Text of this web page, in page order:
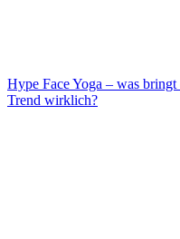
Hype Face Yoga – was bringt
Trend wirklich?